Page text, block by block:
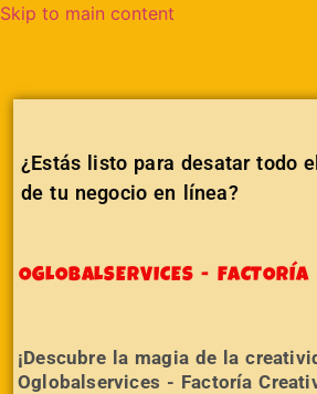
Skip to main content
¿Estás listo para desatar todo
de tu negocio en línea?
OGLOBALSERVICES - FACTORÍA
¡Descubre la magia de la
Oglobalservices - Factoría